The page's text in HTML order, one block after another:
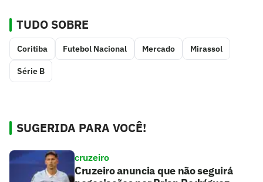
TUDO SOBRE
Coritiba Futebol Nacional Mercado Mirassol
Série B
SUGERIDA PARA VOCÊ!
cruzeiro
Cruzeiro anuncia que não seguirá